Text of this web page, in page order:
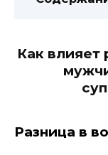
Как влияет
Разница в